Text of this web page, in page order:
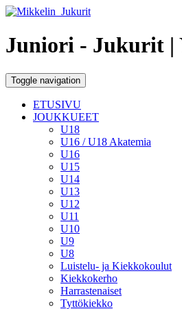
Juniori - Jukurit |
Toggle navigation
ETUSIVU
JOUKKUEET
U18
U16 / U18 Akatemia
U16
U15
U14
U13
U12
U11
U10
U9
U8
Luistelu- ja Kiekkokoulut
Kiekkokerho
Harrastenaiset
Tyttökiekko